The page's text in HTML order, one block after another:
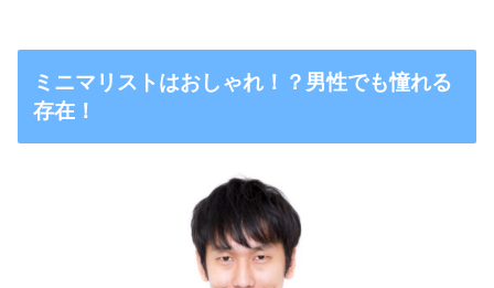
ミニマリストはおしゃれ！？男性でも憧れる
存在！